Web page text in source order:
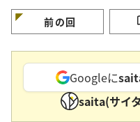
前の回
Googleに
saita(サイ